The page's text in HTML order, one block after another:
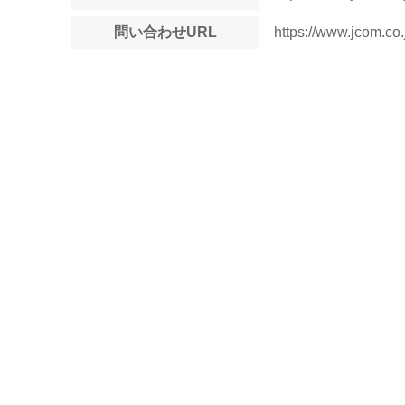
問い合わせURL https://